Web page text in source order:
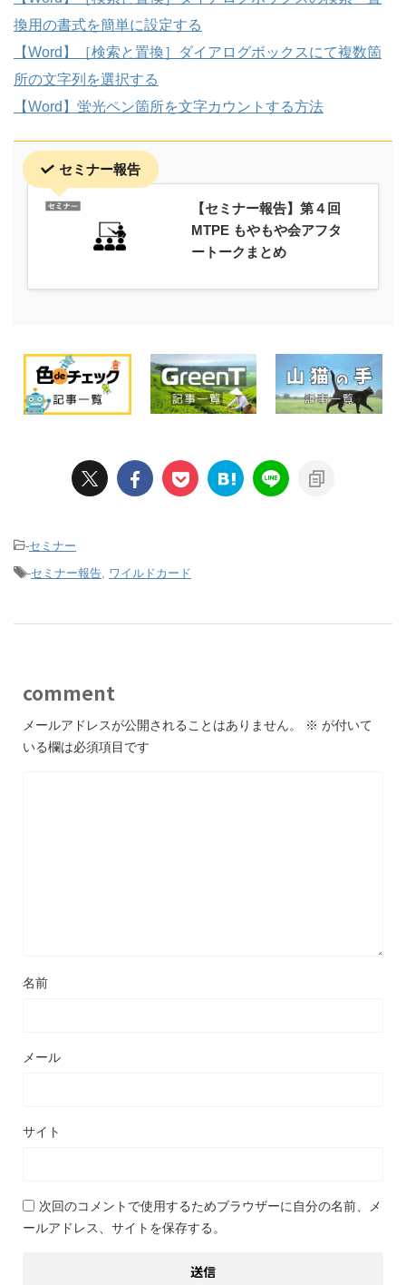
換用の書式を簡単に設定する
【Word】［検索と置換］ダイアログボックスにて複数箇
所の文字列を選択する
【Word】蛍光ペン箇所を文字カウントする方法
セミナー報告
【セミナー報告】第４回
MTPE もやもや会アフタ
ートークまとめ
-セミナー
-セミナー報告 ワイルドカード
comment
メールアドレスが公開されることはありません。 ※ が付いて
いる欄は必須項目です
名前
メール
サイト
次回のコメントで使用するためブラウザーに自分の名前、メ
ールアドレス、サイトを保存する。